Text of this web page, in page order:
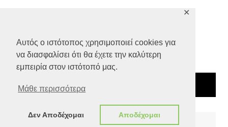
Αυτός ο ιστότοπος χρησιμοποιεί cookies για
να διασφαλίσει ότι θα έχετε την καλύτερη
εμπειρία στον ιστότοπό μας.
Μάθε περισσότερα
Δεν Αποδέχομαι Αποδέχομαι
✕
Ποιότητα Ζωής
Υγεία